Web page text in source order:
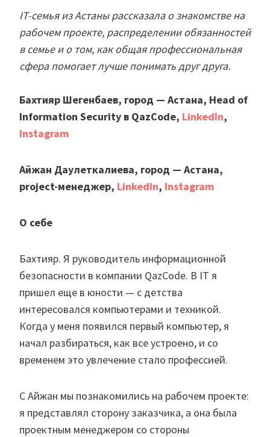
IT-семья из Астаны рассказала о знакомстве на
рабочем проекте, распределении обязанностей
в семье и о том, как общая профессиональная
сфера помогает лучше понимать друг друга.
Бахтияр Шегенбаев, город — Астана, Head of
Information Security в QazCode, LinkedIn,
Instagram
Айжан Даулеткалиева, город — Астана,
project-менеджер, LinkedIn, Instagram
О себе
Бахтияр. Я руководитель информационной
безопасности в компании QazCode. В IT я
пришел еще в юности — с детства
интересовался компьютерами и техникой.
Когда у меня появился первый компьютер, я
начал разбираться, как все устроено, и со
временем это увлечение стало профессией.
С Айжан мы познакомились на рабочем проекте:
я представлял сторону заказчика, а она была
проектным менеджером со стороны